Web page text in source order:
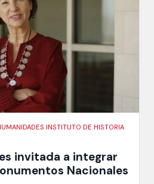
INSTITUTO DE HISTORIA
invitada a integrar
Nacionales